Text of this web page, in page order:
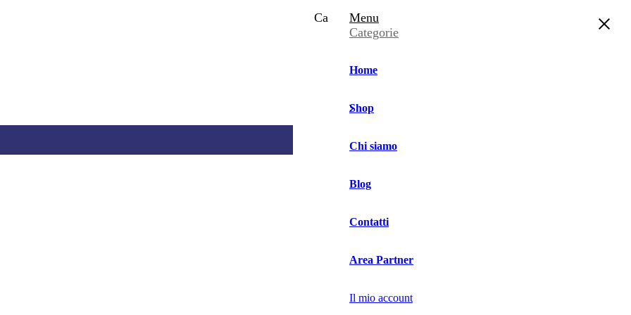
CarrelloMenu
Categorie
Home
Shop
Chi siamo
Blog
Contatti
Area Partner
Il mio account